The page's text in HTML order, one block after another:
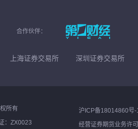
合作伙伴：
上海证券交易所 深圳证券交易所
所有
：ZX0023
沪ICP备18014860号-
经营证券期货业务许